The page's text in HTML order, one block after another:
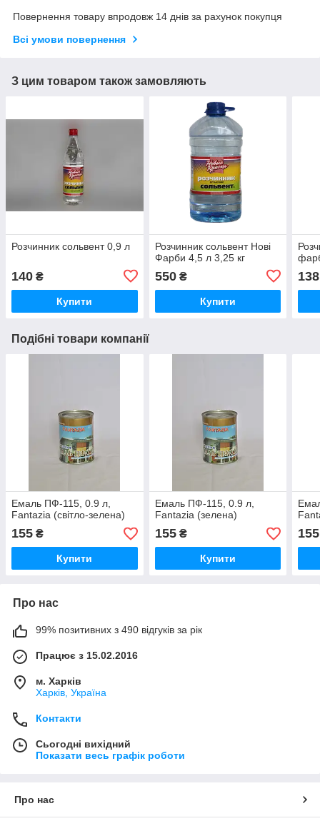
Повернення товару впродовж 14 днів за рахунок покупця
Всі умови повернення
З цим товаром також замовляють
Розчинник сольвент 0,9 л
140 ₴
Купити
Розчинник сольвент Нові
Фарби 4,5 л 3,25 кг
550₴
Купити
138
Подібні товари компанії
Емаль ПФ-115, 0.9 л,
Fantazia (світло-зелена)
155 ₴
Купити
Емаль ПФ-115, 0.9 л,
Fantazia (зелена)
155₴
Купити
155
Про нас
99% позитивних з 490 відгуків за рік
Працює з 15.02.2016
м. Харків
Харків, Україна
Контакти
Сьогодні вихідний
Показати весь графік роботи
Про нас